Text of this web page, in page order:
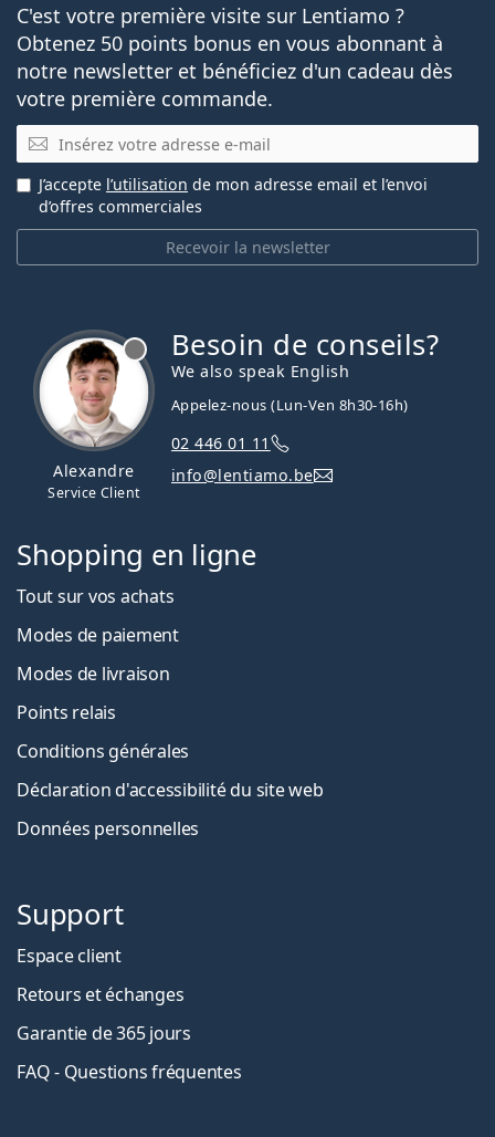
C'est votre première visite sur Lentiamo ?
Obtenez 50 points bonus en vous abonnant à
notre newsletter et bénéficiez d'un cadeau dès
votre première commande.
E-mail
Recevoir la newsletter
J’accepte l’utilisation de mon adresse email et l’envoi
d’offres commerciales
Alexandre
Service Client
Besoin de conseils?
We also speak English
Appelez-nous (Lun-Ven 8h30-16h)
02 446 01 11
info@lentiamo.be
Shopping en ligne
Tout sur vos achats
Modes de paiement
Modes de livraison
Points relais
Conditions générales
Déclaration d'accessibilité du site web
Données personnelles
Support
Espace client
Retours et échanges
Garantie de 365 jours
FAQ - Questions fréquentes